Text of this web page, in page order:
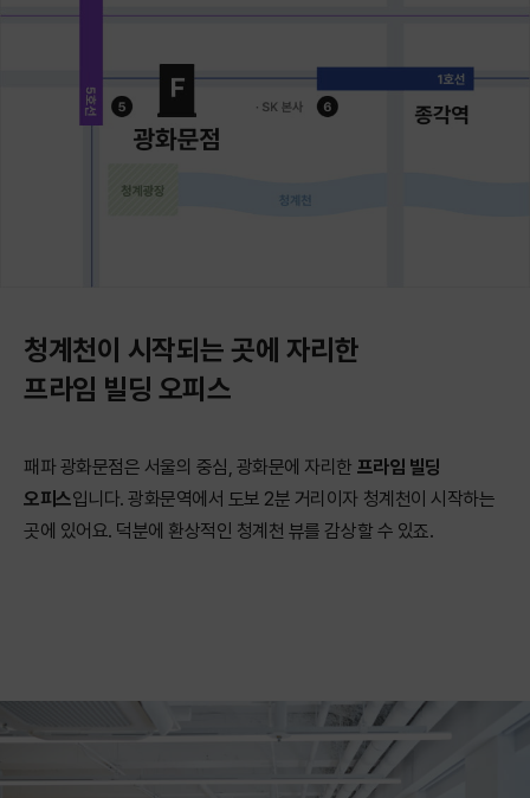
청계천이 시작되는 곳에 자리한
프라임 빌딩 오피스
패파 광화문점은 서울의 중심, 광화문에 자리한 프라임 빌딩
오피스입니다. 광화문역에서 도보 2분 거리이자 청계천이 시작하는
곳에 있어요. 덕분에 환상적인 청계천 뷰를 감상할 수 있죠.